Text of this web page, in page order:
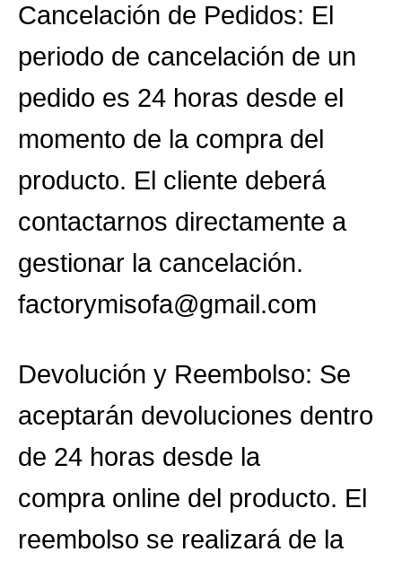
Cancelación de Pedidos: El
periodo de cancelación de un
pedido es 24 horas desde el
momento de la compra del
producto. El cliente deberá
contactarnos directamente a
gestionar la cancelación.
factorymisofa@gmail.com
Devolución y Reembolso: Se
aceptarán devoluciones dentro
de 24 horas desde la
compra online del producto. El
reembolso se realizará de la